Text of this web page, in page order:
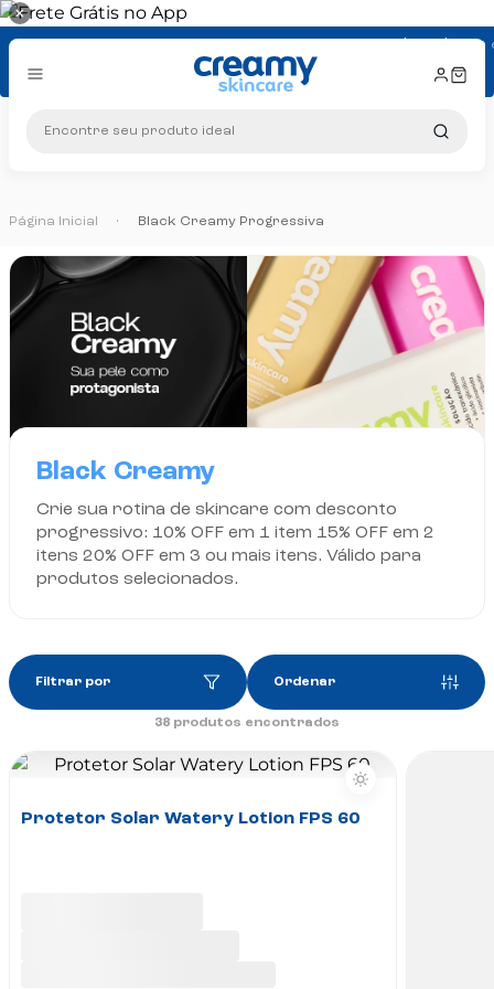
×
em
Encontre seu produto ideal
Página Inicial • Black Creamy Progressiva
Black Creamy
Crie sua rotina de skincare com desconto
progressivo: 10% OFF em 1 item 15% OFF em 2
itens 20% OFF em 3 ou mais itens. Válido para
produtos selecionados.
Filtrar por Ordenar
38 produtos encontrados
Protetor Solar Watery Lotion FPS 60